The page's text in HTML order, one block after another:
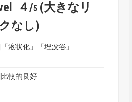
４/5 (大きなリ
なし)
液状化」「埋没谷」
較的良好